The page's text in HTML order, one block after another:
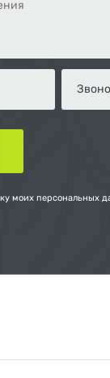
моих персональных